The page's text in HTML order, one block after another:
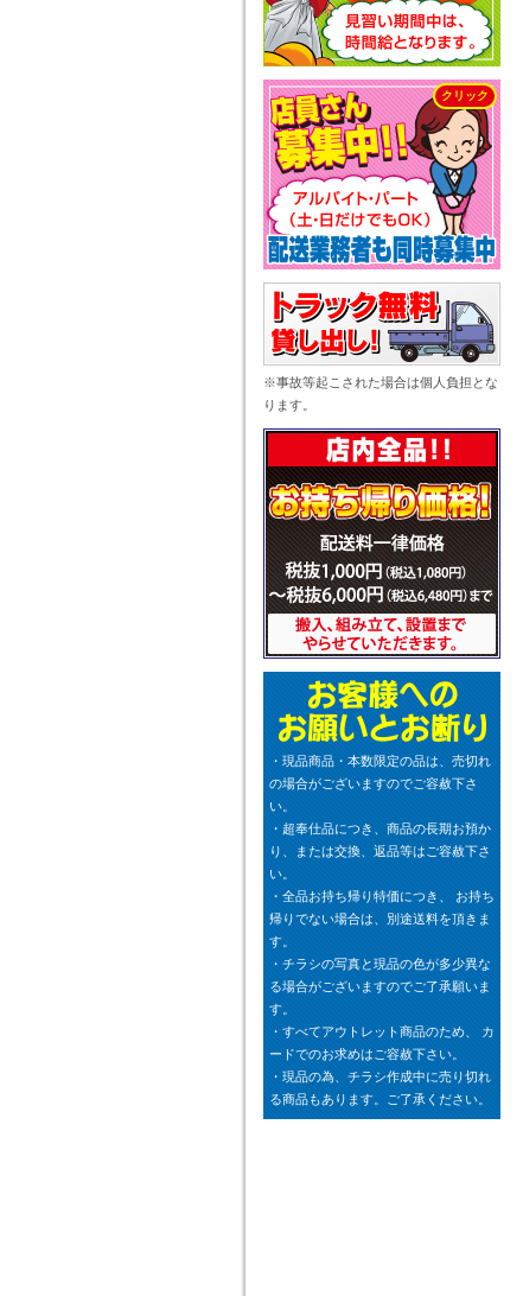
※事故等起こされた場合は個人負担とな
ります。
・現品商品・本数限定の品は、売切れ
の場合がございますのでご容赦下さ
い。
・超奉仕品につき、商品の長期お預か
り、または交換、返品等はご容赦下さ
い。
・全品お持ち帰り特価につき、 お持ち
帰りでない場合は、別途送料を頂きま
す。
・チラシの写真と現品の色が多少異な
る場合がございますのでご了承願いま
す。
・すべてアウトレット商品のため、 カ
ードでのお求めはご容赦下さい。
・現品の為、チラシ作成中に売り切れ
る商品もあります。ご了承ください。